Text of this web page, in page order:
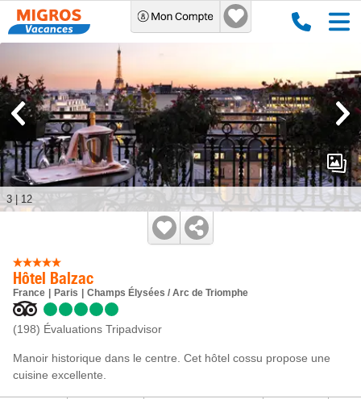
Hôtel Balzac
France Paris Champs Élysées / Arc de Triomphe
(198) Évaluations Tripadvisor
Manoir historique dans le centre. Cet hôtel cossu propose une
cuisine excellente.
3 12